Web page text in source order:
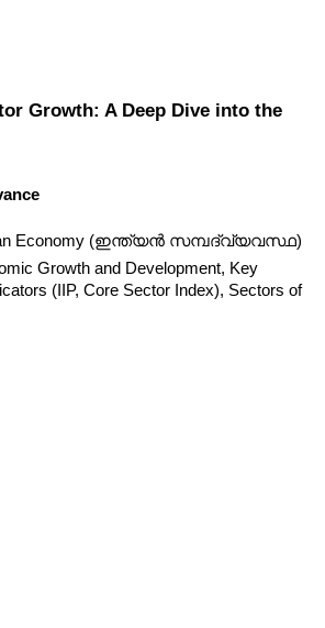
Growth: A Deep Dive into the
Indian Economy (ഇന്ത്യൻ സമ്പദ്‌വ്യവസ്ഥ)
Growth and Development, Key
(IIP, Core Sector Index), Sectors of